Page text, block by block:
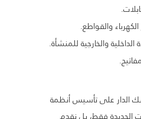
والقواطع.
والخارجية للمنشأة.
الدار على تأسيس أنظمة
الجديدة فقط، بل نقدم